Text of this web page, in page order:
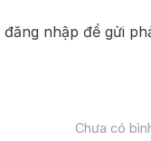
đăng nhập để gửi
Chưa có